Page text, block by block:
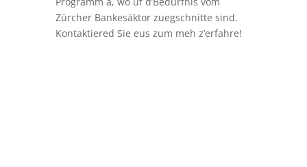
Zürcher Bankesäktor zuegschnitte sind.
Kontaktiered Sie eus zum meh z’erfahre!